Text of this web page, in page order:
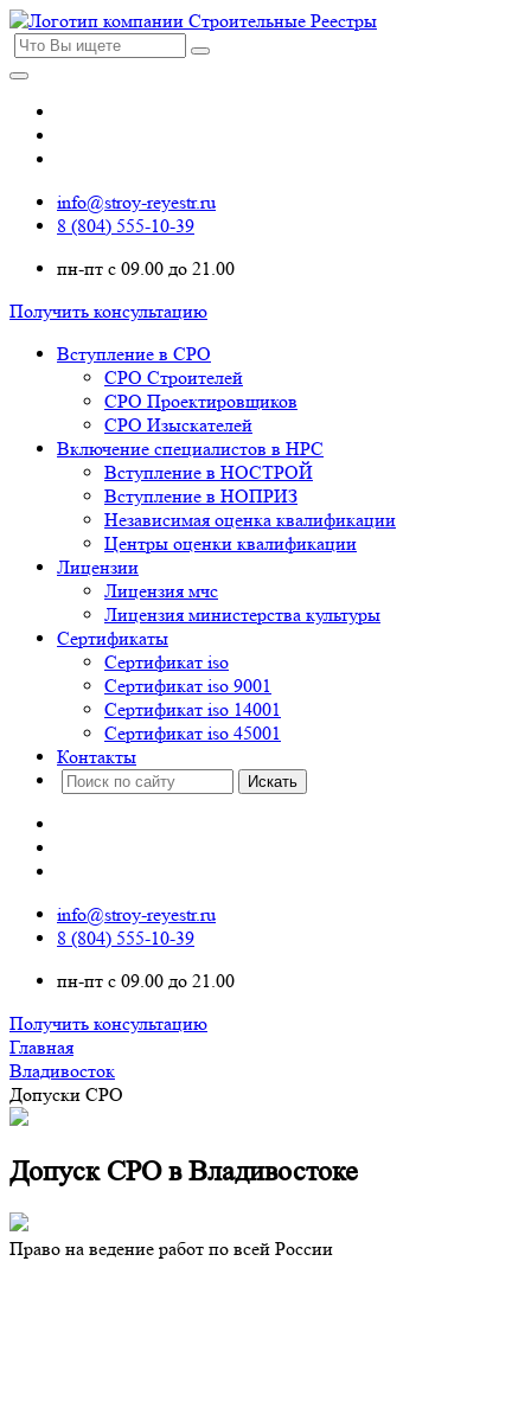
info@stroy-reyestr.ru
8 (804) 555-10-39
пн-пт с 09.00 до 21.00
Получить консультацию
Вступление в СРО
СРО Строителей
СРО Проектировщиков
СРО Изыскателей
Включение специалистов в НРС
Вступление в НОСТРОЙ
Вступление в НОПРИЗ
Независимая оценка квалификации
Центры оценки квалификации
Лицензии
Лицензия мчс
Лицензия министерства культуры
Сертификаты
Сертификат iso
Сертификат iso 9001
Сертификат iso 14001
Сертификат iso 45001
Контакты
info@stroy-reyestr.ru
8 (804) 555-10-39
пн-пт с 09.00 до 21.00
Получить консультацию
Главная
Владивосток
Допуски СРО
Допуск СРО в Владивостоке
Право на ведение работ по всей России